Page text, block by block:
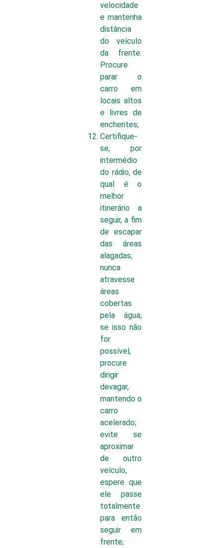
velocidade
e mantenha
distância
do veículo
da frente.
Procure
parar o
carro em
locais altos
e livres de
enchentes;
Certifique-
se, por
intermédio
do rádio, de
qual é o
melhor
itinerário a
seguir, a fim
de escapar
das áreas
alagadas;
nunca
atravesse
áreas
cobertas
pela água;
se isso não
for
possível,
procure
dirigir
devagar,
mantendo o
carro
acelerado;
evite se
aproximar
de outro
veículo,
espere que
ele passe
totalmente
para então
seguir em
frente;